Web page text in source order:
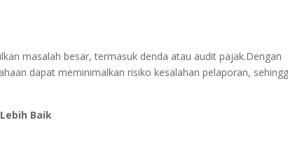
masalah besar, termasuk denda atau audit pajak.Dengan
dapat meminimalkan risiko kesalahan pelaporan,
Baik